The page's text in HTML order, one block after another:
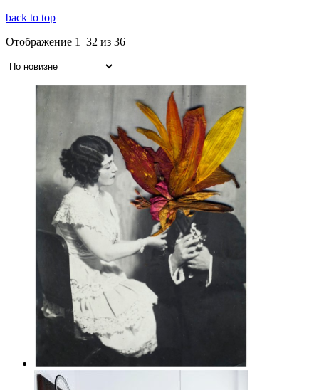
back to top
Отображение 1–32 из 36Сортировка: